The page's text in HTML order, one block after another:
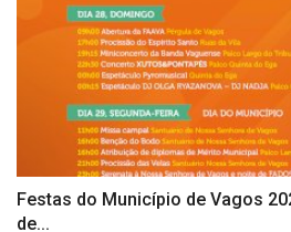
Festas do Município de Vagos
de...